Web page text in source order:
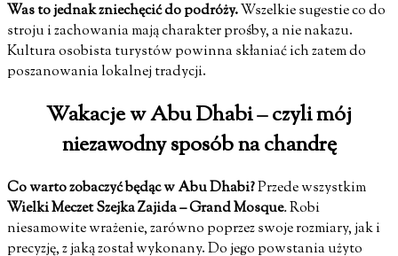
Was to jednak zniechęcić do podróży.Wszelkie sugestie co do
stroju i zachowania mają charakter prośby, a nie nakazu.
Kultura osobista turystów powinna skłaniać ich zatem do
poszanowania lokalnej tradycji.
Wakacje w Abu Dhabi – czyli mój
niezawodny sposób na chandrę
Co warto zobaczyć będąc w Abu Dhabi?Przede wszystkim
Wielki Meczet Szejka Zajida – Grand Mosque.Robi
niesamowite wrażenie, zarówno poprzez swoje rozmiary, jak i
precyzję, z jaką został wykonany. Do jego powstania użyto